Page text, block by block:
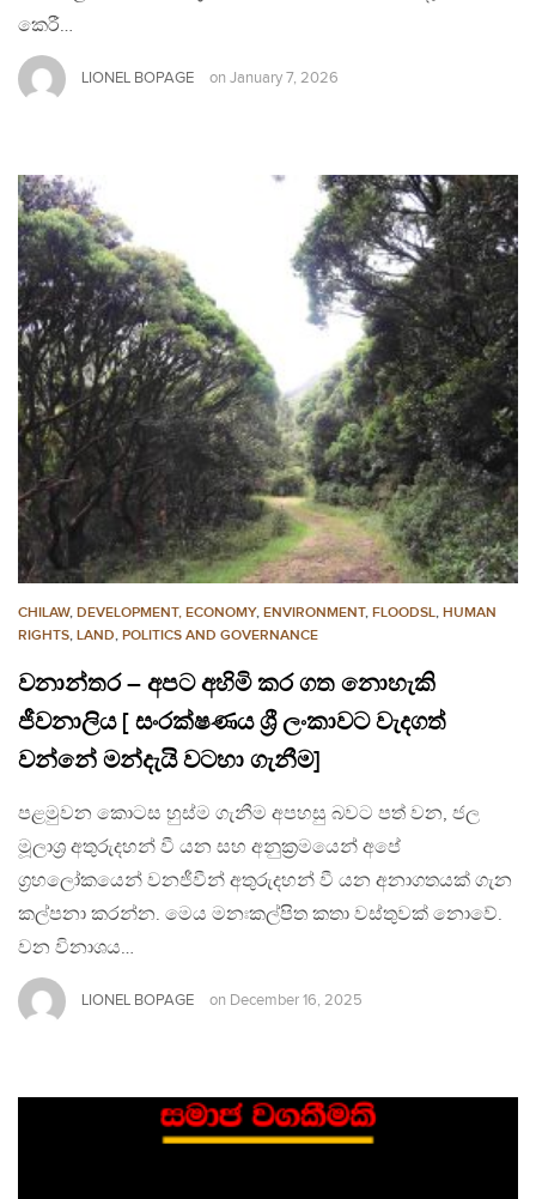
කෙරී…
LIONEL BOPAGE on January 7, 2026
CHILAW, DEVELOPMENT, ECONOMY, ENVIRONMENT, FLOODSL, HUMAN
RIGHTS, LAND, POLITICS AND GOVERNANCE
වනාන්තර – අපට අහිමි කර ගත නොහැකි
ජීවනාලිය [ සංරක්ෂණය ශ්‍රී ලංකාවට වැදගත්
වන්නේ මන්දැයි වටහා ගැනීම]
පළමුවන කොටස හුස්ම ගැනීම අපහසු බවට පත් වන, ජල
මූලාශ්‍ර අතුරුදහන් වී යන සහ අනුක්‍රමයෙන් අපේ
ග්‍රහලෝකයෙන් වනජීවීන් අතුරුදහන් වී යන අනාගතයක් ගැන
කල්පනා කරන්න. මෙය මනඃකල්පිත කතා වස්තුවක් නොවේ.
වන විනාශය…
LIONEL BOPAGE on December 16, 2025